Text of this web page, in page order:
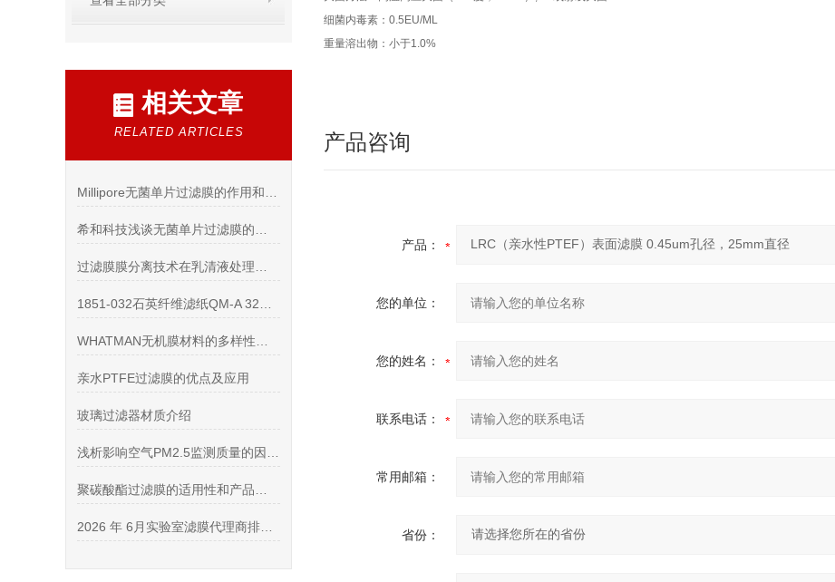
相关文章
RELATED ARTICLES
亲水PTFE过滤膜的优点及应用
玻璃过滤器材质介绍
细菌内毒素：0.5EU/ML
重量溶出物：小于1.0%
产品咨询
产品：
您的单位：
您的姓名：
联系电话：
常用邮箱：
省份：